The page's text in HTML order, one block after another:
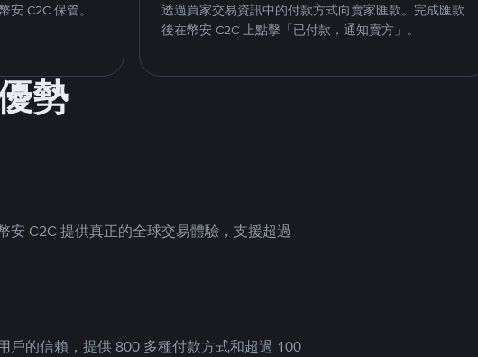
C2C 保管。
透過買家交易資訊中的付款方式向賣家匯款。完成匯款
後在幣安 C2C 上點擊「已付款，通知賣方」。
勢
安 C2C 提供真正的全球交易體驗，支援超過
戶的信賴，提供 800 多種付款方式和超過 100